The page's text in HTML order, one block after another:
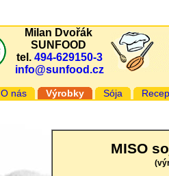
Milan Dvořák
SUNFOOD
tel. 494-629150-3
info@sunfood.cz
O nás Výrobky Sója
MISO